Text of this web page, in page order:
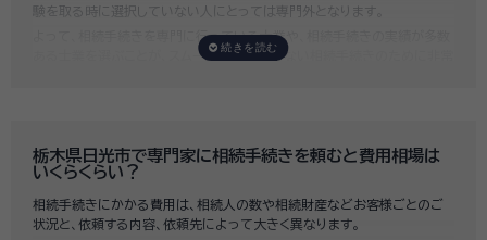
験を取る時に選択していない人にとっては専門外となります。
よって、相続手続きを専門に行っている士業や、相続手続きの実績が多数
ある士業を選ぶことが、スムーズで間違いのない相続手続きのために非常
栃木県日光市で専門家に相続手続きを頼むと費用相場は
いくらくらい？
相続手続きにかかる費用は、相続人の数や相続財産などお客様ごとのご
状況と、依頼する内容、依頼先によって大きく異なります。